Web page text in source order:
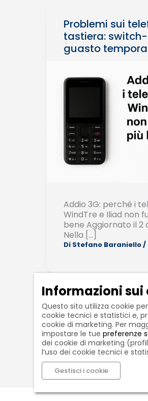
Problemi sui
tastiera:
guasto
Addio 3G: perché i
WindTre e Iliad non
bene Aggiornato il 2
Nella […]
Di Stefano Baraniello/
←Precedente
Informazioni sui
Questo sito utilizza cookie
cookie tecnici e statistici e,
cookie di marketing. Per
impostare le tuepreferenze
dei cookie di marketing
l’uso dei cookie tecnici e
Gestisci i cookie